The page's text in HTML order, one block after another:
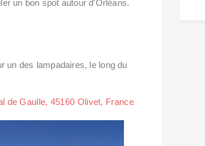
un bon spot autour d'Orléans.
un des lampadaires, le long du
de Gaulle, 45160 Olivet, France